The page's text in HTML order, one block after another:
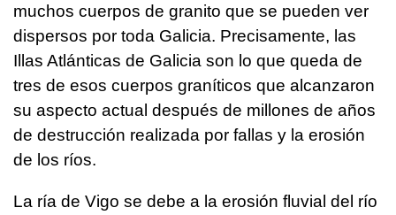
muchos cuerpos de granito que se pueden ver
dispersos por toda Galicia. Precisamente, las
Illas Atlánticas de Galicia son lo que queda de
tres de esos cuerpos graníticos que alcanzaron
su aspecto actual después de millones de años
de destrucción realizada por fallas y la erosión
de los ríos.
La ría de Vigo se debe a la erosión fluvial del río